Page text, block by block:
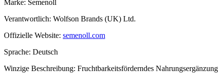
Marke: Semenoll
Verantwortlich: Wolfson Brands (UK) Ltd.
Offizielle Website: semenoll.com
Sprache: Deutsch
Winzige Beschreibung: Fruchtbarkeitsförderndes